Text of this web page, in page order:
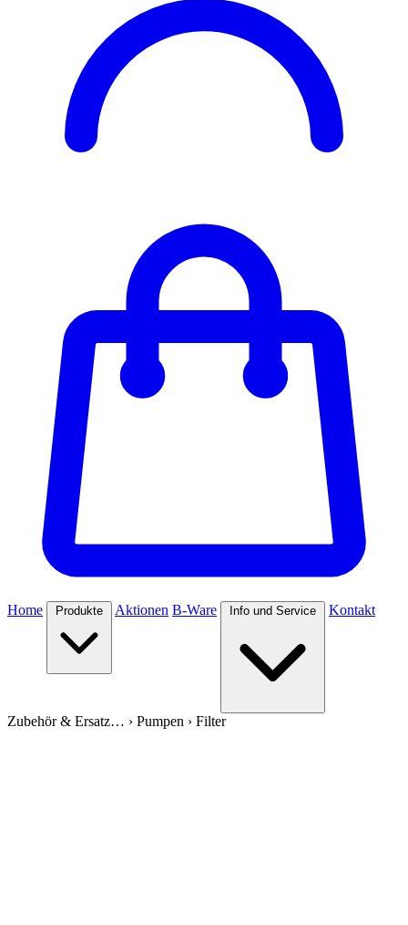
Home Produkte Aktionen B-Ware Info und Service Kontakt
Zubehör & Ersatz… › Pumpen › Filter